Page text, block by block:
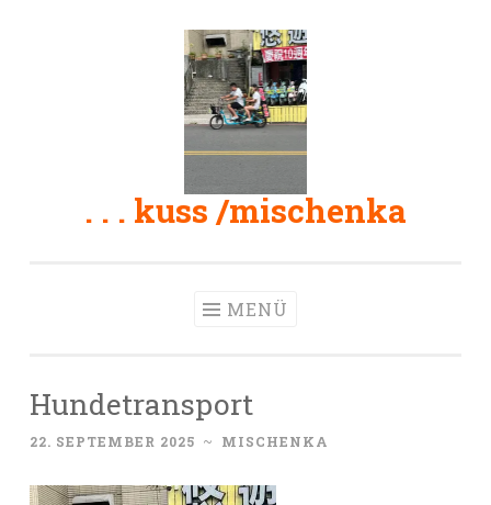
. . . kuss /mischenka
MENÜ
Hundetransport
22. SEPTEMBER 2025 ~ MISCHENKA